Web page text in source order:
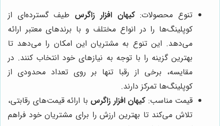
تنوع محصولات:کیهان افزار زاگرس طیف گسترده‌ای از
کوپلینگ‌ها را در انواع مختلف و با برندهای معتبر ارائه
می‌دهد. این تنوع به مشتریان این امکان را می‌دهد تا
بهترین گزینه را با توجه به نیازهای خود انتخاب کنند. در
مقایسه، برخی از رقبا تنها بر روی تعداد محدودی از
کوپلینگ‌ها تمرکز دارند.
قیمت مناسب: کیهان افزار زاگرس با ارائه قیمت‌های رقابتی،
تلاش می‌کند تا بهترین ارزش را برای مشتریان خود فراهم